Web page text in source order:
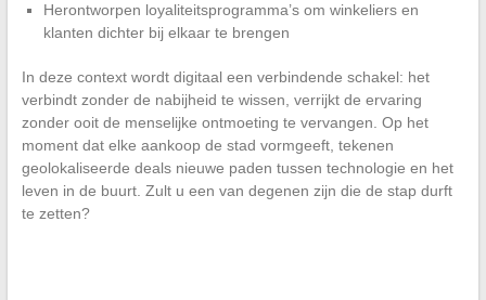
Herontworpen loyaliteitsprogramma’s om winkeliers en
klanten dichter bij elkaar te brengen
In deze context wordt digitaal een verbindende schakel: het
verbindt zonder de nabijheid te wissen, verrijkt de ervaring
zonder ooit de menselijke ontmoeting te vervangen. Op het
moment dat elke aankoop de stad vormgeeft, tekenen
geolokaliseerde deals nieuwe paden tussen technologie en het
leven in de buurt. Zult u een van degenen zijn die de stap durft
te zetten?